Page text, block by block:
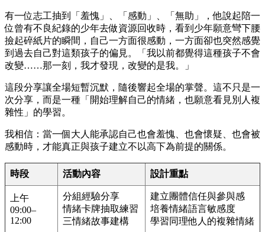
有一位志工抽到「羞愧」、「感動」、「無助」，他說起陪一
位曾有不良紀錄的少年去做資源回收時，看到少年願意彎下腰
撿起碎紙片的瞬間，自己一方面很感動，一方面卻也突然感覺
到過去自己對這類孩子的偏見。「我以前都覺得這種孩子不會
改變……那一刻，我才發現，改變的是我。」
這段分享讓全場短暫沉默，隨後響起全場的掌聲。這不只是一
次分享，而是一種「開始理解自己的情緒，也願意看見別人複
雜性」的學習。
我相信：當一個大人能承認自己也會羞愧、也會懷疑、也會被
感動時，才能真正與孩子建立不以高下為前提的關係。
時段 活動內容 設計重點
上午
09:00–
12:00
分組經驗分享
情緒卡牌抽取練習
三情緒故事建構
建立團體信任與參與感
培養情緒語言敏感度
學習同理他人的複雜情緒